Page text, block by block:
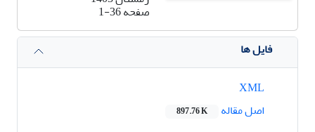
صفحه1-36
فایل ها
اصل مقاله
897.76 K